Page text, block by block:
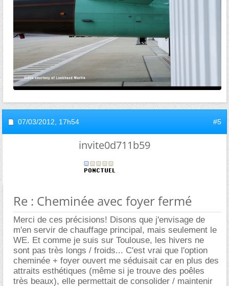
07/03/2012, 17h54 #5
invite0d711b59
Re : Cheminée avec foyer fermé
Merci de ces précisions! Disons que j'envisage de
m'en servir de chauffage principal, mais seulement le
WE. Et comme je suis sur Toulouse, les hivers ne
sont pas très longs / froids... C'est vrai que l'option
cheminée + foyer ouvert me séduisait car en plus des
attraits esthétiques (même si je trouve des poêles
très beaux), elle permettait de consolider / maintenir